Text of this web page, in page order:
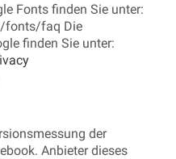
Fonts finden Sie unter:
fonts/faq Die
finden Sie unter:
der
Anbieter dieses